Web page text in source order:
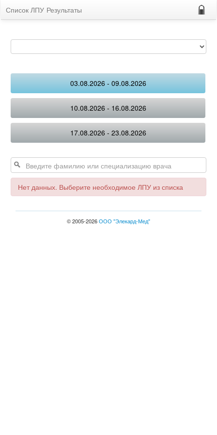
Список ЛПУ Результаты
03.08.2026 - 09.08.2026
10.08.2026 - 16.08.2026
17.08.2026 - 23.08.2026
Нет данных. Выберите необходимое ЛПУ из списка
© 2005-2026ООО "Элекард-Мед"